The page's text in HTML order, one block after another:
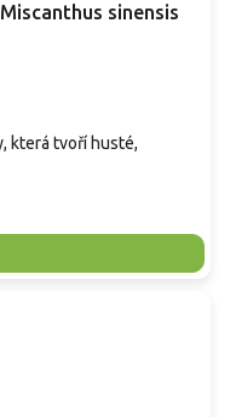
sinensis
která tvoří husté,